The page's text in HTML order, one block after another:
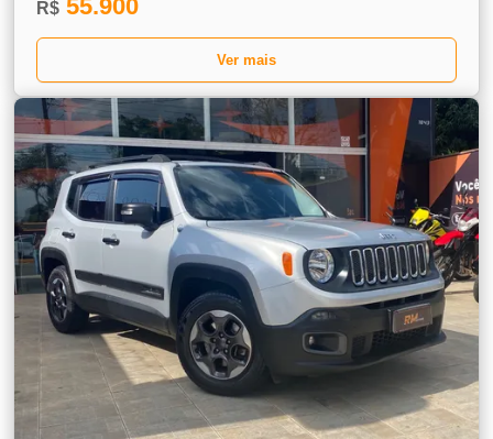
R$ 55.900
Ver mais